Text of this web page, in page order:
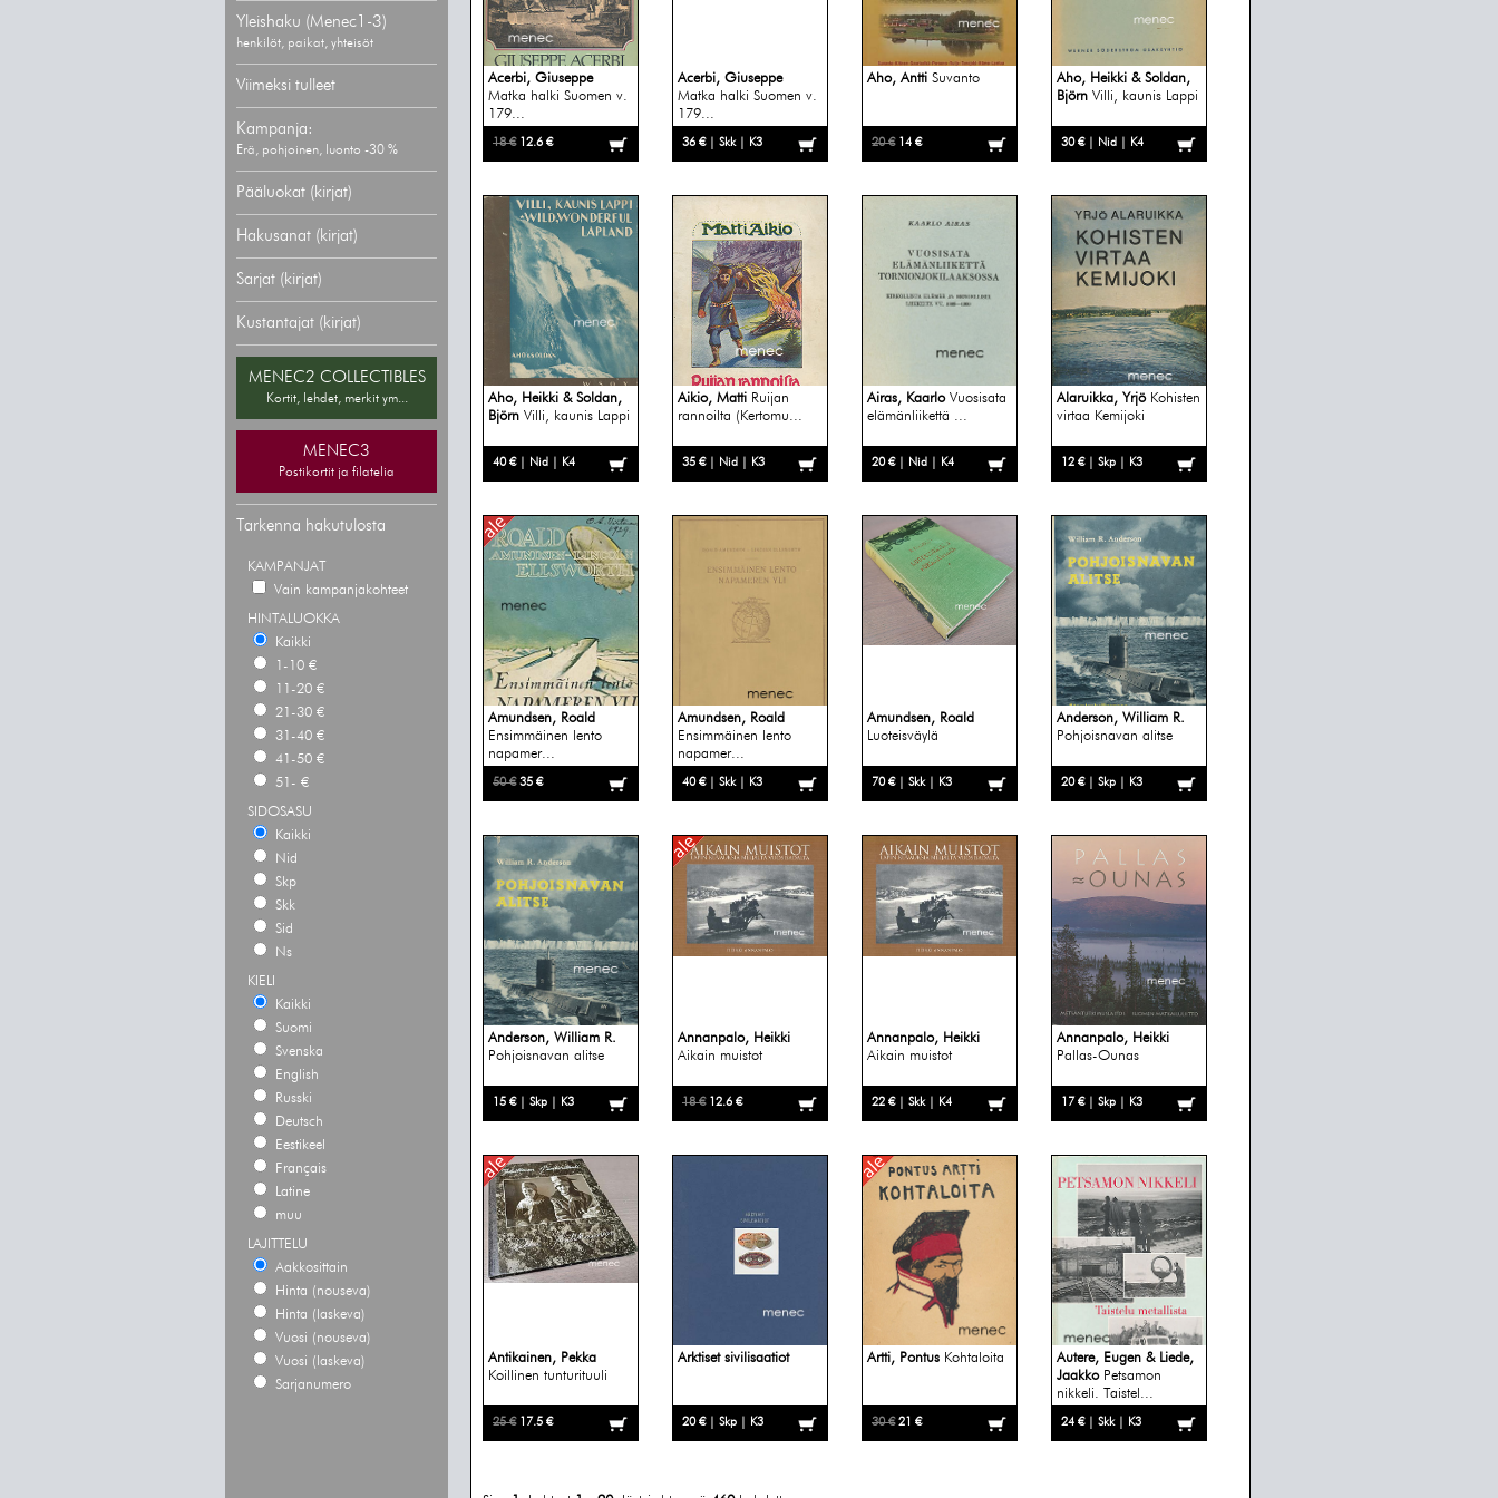
Yleishaku (Menec1-3)
henkilöt, paikat, yhteisöt
Viimeksi tulleet
Kampanja:
Erä, pohjoinen, luonto -30 %
Pääluokat (kirjat)
Hakusanat (kirjat)
Sarjat (kirjat)
Kustantajat (kirjat)
MENEC2 COLLECTIBLES
Kortit, lehdet, merkit ym...
MENEC3
Postikortit ja filatelia
Tarkenna hakutulosta
KAMPANJAT
Vain kampanjakohteet
HINTALUOKKA
Kaikki
1-10 €
11-20 €
21-30 €
31-40 €
41-50 €
51- €
SIDOSASU
Kaikki
Nid
Skp
Skk
Sid
Ns
KIELI
Kaikki
Suomi
Svenska
English
Russki
Deutsch
Eestikeel
Français
Latine
muu
LAJITTELU
Aakkosittain
Hinta (nouseva)
Hinta (laskeva)
Vuosi (nouseva)
Vuosi (laskeva)
Sarjanumero
Acerbi, Giuseppe
Matka halki Suomen v.
179...
18 €12.6 €
Acerbi, Giuseppe
Matka halki Suomen v.
179...
36 € | Skk | K3
Aho, Antti Suvanto
20 €14 €
Aho, Heikki & Soldan,
Björn Villi, kaunis Lappi
30 € | Nid | K4
Aho, Heikki & Soldan,
Björn Villi, kaunis Lappi
40 € | Nid | K4
Aikio, Matti Ruijan
rannoilta (Kertomu...
35 € | Nid | K3
Airas, Kaarlo Vuosisata
elämänliikettä ...
20 € | Nid | K4
Alaruikka, Yrjö Kohisten
virtaa Kemijoki
12 € | Skp | K3
Amundsen, Roald
Ensimmäinen lento
napamer...
50 €35 €
Amundsen, Roald
Ensimmäinen lento
napamer...
40 € | Skk | K3
Amundsen, Roald
Luoteisväylä
70 € | Skk | K3
Anderson, William R.
Pohjoisnavan alitse
20 € | Skp | K3
Anderson, William R.
Pohjoisnavan alitse
15 € | Skp | K3
Annanpalo, Heikki
Aikain muistot
18 €12.6 €
Annanpalo, Heikki
Aikain muistot
22 € | Skk | K4
Annanpalo, Heikki
Pallas-Ounas
17 € | Skp | K3
Antikainen, Pekka
Koillinen tunturituuli
25 €17.5 €
Arktiset sivilisaatiot
20 € | Skp | K3
Artti, Pontus Kohtaloita
30 €21 €
Autere, Eugen & Liede,
Jaakko Petsamon
nikkeli. Taistel...
24 € | Skk | K3